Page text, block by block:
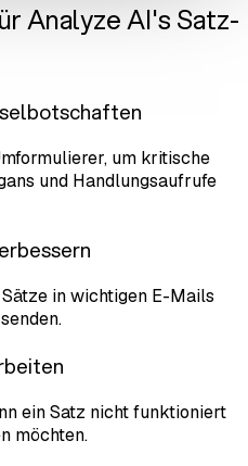
Analyze AI's Satz-
um kritische
und Handlungsaufrufe
in wichtigen E-Mails
ein Satz nicht funktioniert
möchten.